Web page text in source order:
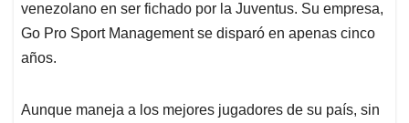
venezolano en ser fichado por la Juventus. Su empresa,
Go Pro Sport Management se disparó en apenas cinco
años.
Aunque maneja a los mejores jugadores de su país, sin